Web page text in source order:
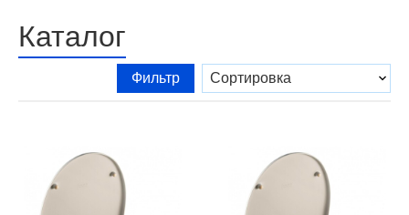
Каталог
Фильтр